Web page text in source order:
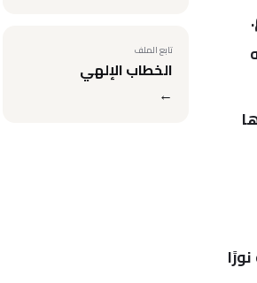
تابع الملف
الخطاب الإلهي
←